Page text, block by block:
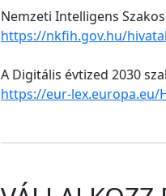
Nemzeti Intelligens
https://nkfih.gov.hu/
A Digitális évtized 2030
https://eur-lex.europa.eu/